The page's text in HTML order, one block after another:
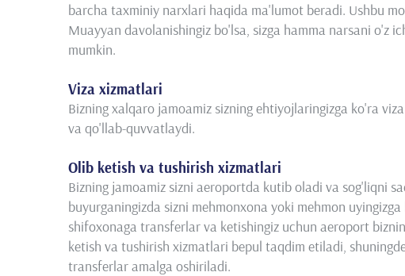
barcha taxminiy narxlari haqida ma'lumot beradi. Ushbu
Muayyan davolanishingiz bo'lsa, sizga hamma narsani o'z
mumkin.
Viza xizmatlari
Bizning xalqaro jamoamiz sizning ehtiyojlaringizga ko'ra
va qo'llab-quvvatlaydi.
Olib ketish va tushirish xizmatlari
Bizning jamoamiz sizni aeroportda kutib oladi va sog'liqni
buyurganingizda sizni mehmonxona yoki mehmon
shifoxonaga transferlar va ketishingiz uchun aeroport
ketish va tushirish xizmatlari bepul taqdim etiladi,
transferlar amalga oshiriladi.